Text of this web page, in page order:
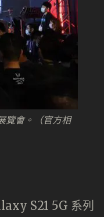
覽會。（官方相
S21 5G 系列